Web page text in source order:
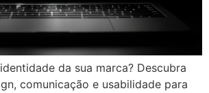
da sua marca? Descubra
comunicação e usabilidade para